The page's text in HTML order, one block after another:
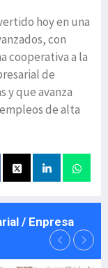
hoy en una
con
cooperativa a la
de
y que avanza
de alta
/ Enpresa